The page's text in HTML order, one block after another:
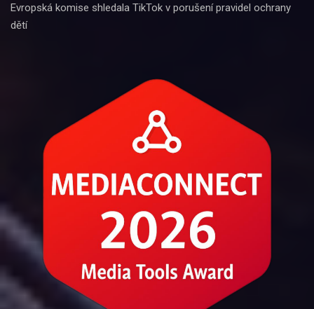
Evropská komise shledala TikTok v porušení pravidel ochrany
dětí